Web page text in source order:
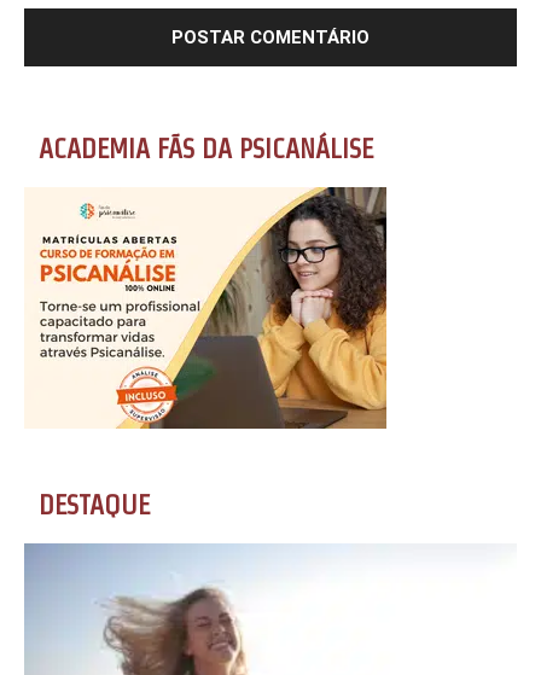
ACADEMIA FÃS DA PSICANÁLISE
DESTAQUE